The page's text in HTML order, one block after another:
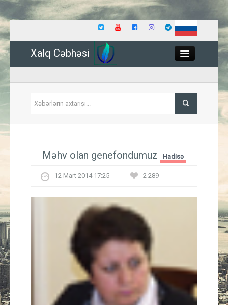
Xalq Cəbhəsi
İqtisadiyyat
Hadisə
Güney Azərbaycan
Mədəniyyət
Müsahibə
Məhv olan genefondumuz Hadisə
12 Mart 2014 17:25 2 289